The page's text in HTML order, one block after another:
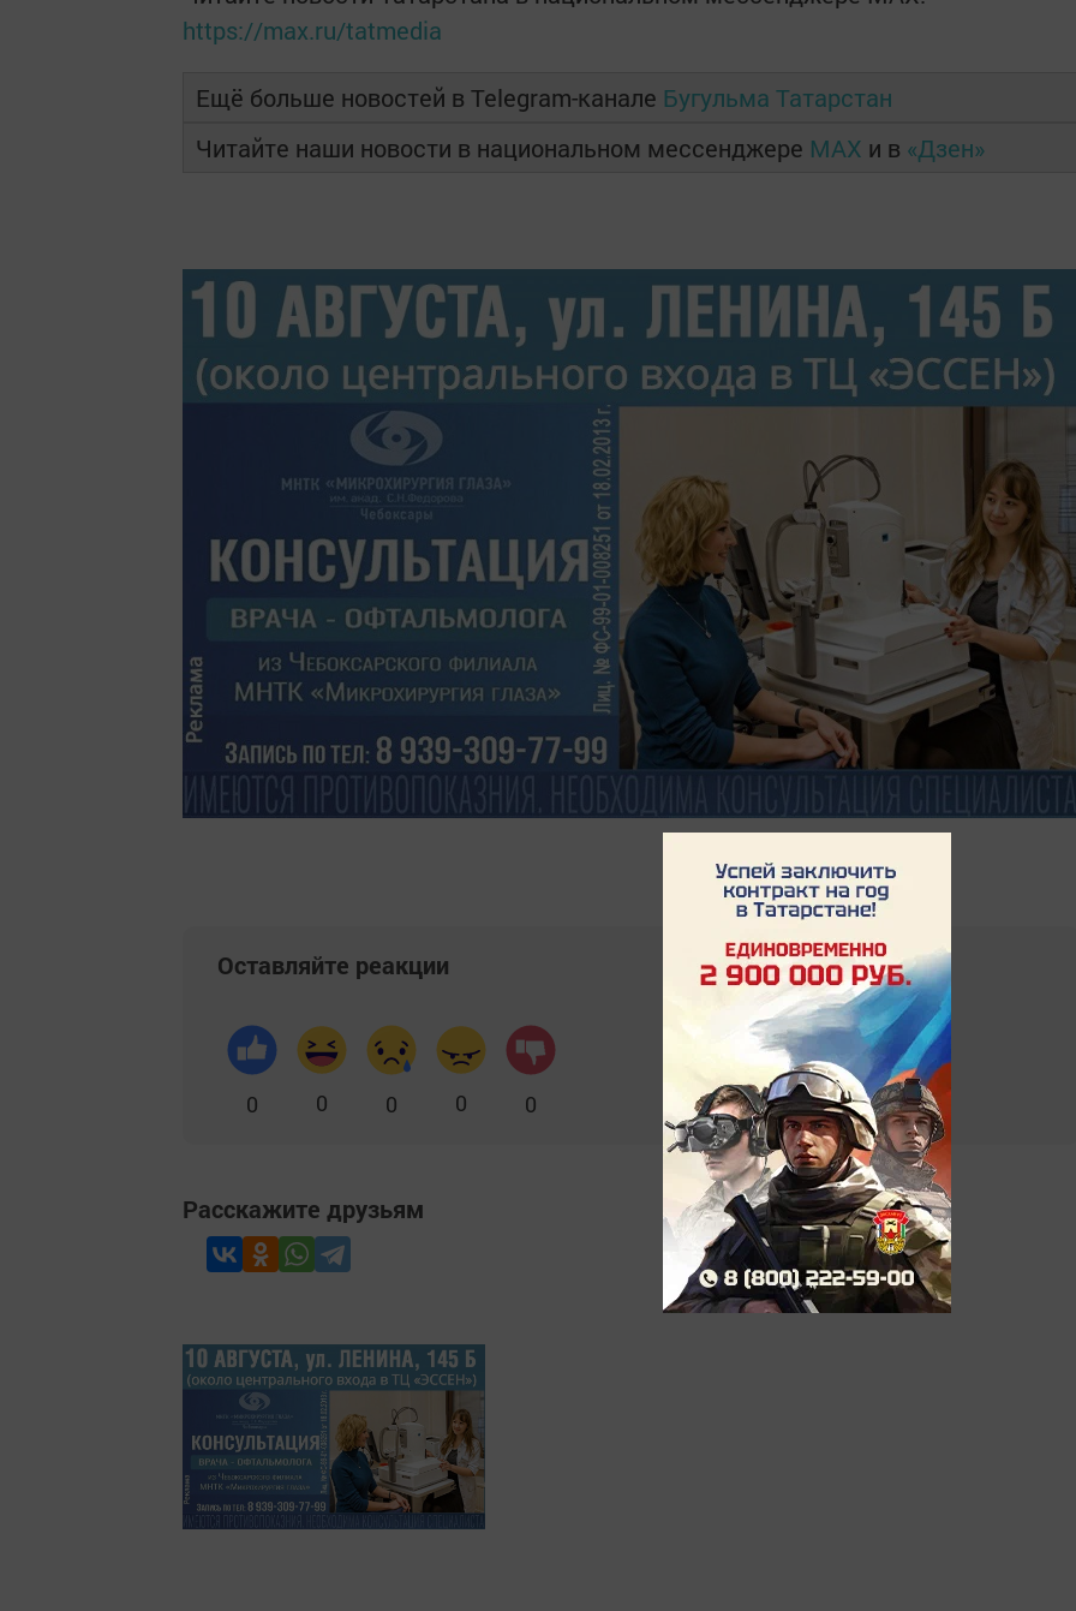
https://max.ru/tatmedia
Ещё больше новостей в Telegram-канале Бугульма Татарстан
Читайте наши новости в национальном мессенджере MAX и в «Дзен»
Оставляйте реакции
0 0 0 0 0
Расскажите друзьям